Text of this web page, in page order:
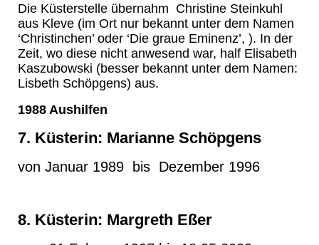
Die Küsterstelle übernahm Christine Steinkuhl
aus Kleve (im Ort nur bekannt unter dem Namen
‘Christinchen’ oder ‘Die graue Eminenz’, ). In der
Zeit, wo diese nicht anwesend war, half Elisabeth
Kaszubowski (besser bekannt unter dem Namen:
Lisbeth Schöpgens) aus.
1988 Aushilfen
7. Küsterin: Marianne Schöpgens
von Januar 1989 bis Dezember 1996
8. Küsterin: Margreth Eßer